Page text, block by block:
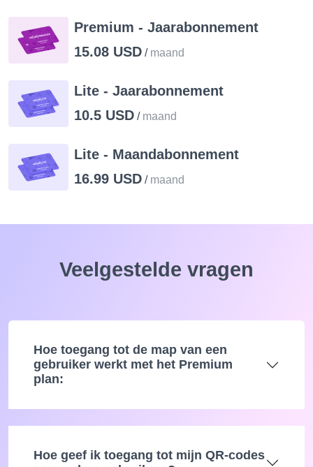
Premium - Jaarabonnement
15.08 USD / maand
Lite - Jaarabonnement
10.5 USD / maand
Lite - Maandabonnement
16.99 USD / maand
Veelgestelde vragen
Hoe toegang tot de map van een
gebruiker werkt met het Premium
plan:
Hoe geef ik toegang tot mijn QR-codes